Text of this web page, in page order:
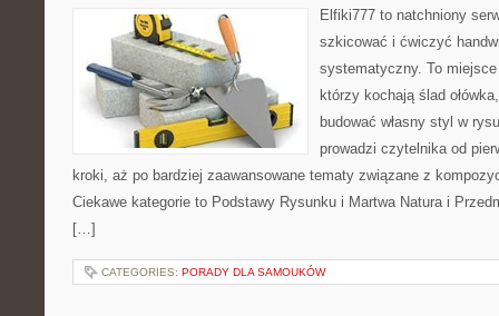
Elfiki777 to natchniony
szkicować i ćwiczyć
systematyczny. To
którzy kochają ślad
budować własny styl w
prowadzi czytelnika od
kroki, aż po bardziej zaawansowane tematy związane z
Ciekawe kategorie to Podstawy Rysunku i Martwa Natura i
[…]
CATEGORIES: PORADY DLA SAMOUKÓW